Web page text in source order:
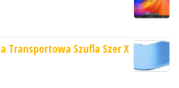
Transportowa Szufla Szer X